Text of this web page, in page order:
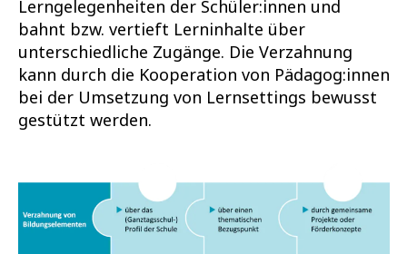
Lerngelegenheiten der Schüler:innen und
bahnt bzw. vertieft Lerninhalte über
unterschiedliche Zugänge. Die Verzahnung
kann durch die Kooperation von Pädagog:innen
bei der Umsetzung von Lernsettings bewusst
gestützt werden.